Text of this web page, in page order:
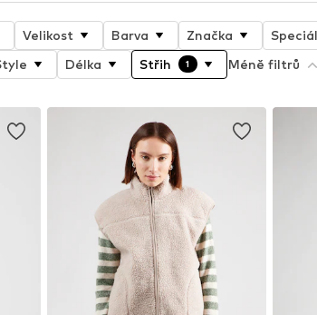
Velikost Barva Značka
Délka Střih 1 Méně filtrů